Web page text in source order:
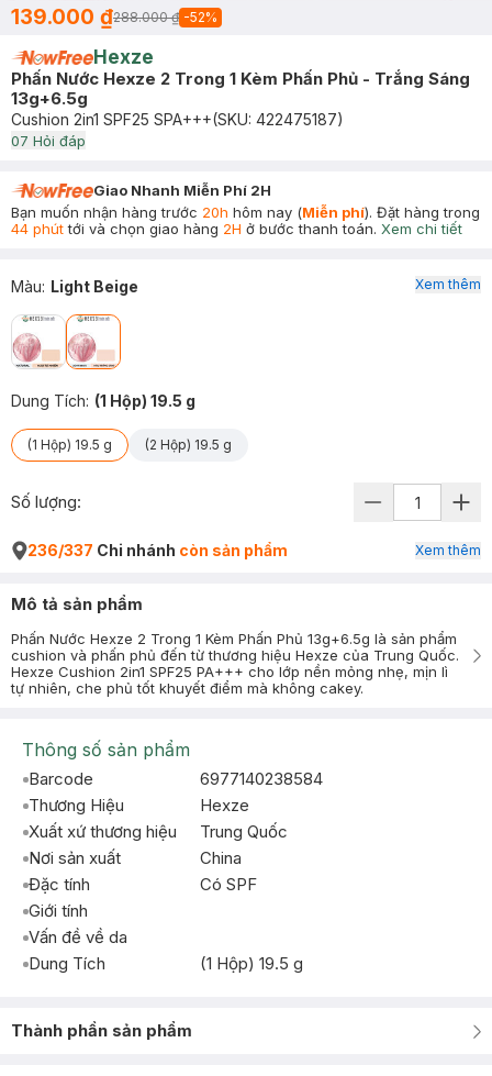
139.000 ₫288.000 ₫ -52%
Hexze
Phấn Nước Hexze 2 Trong 1 Kèm Phấn Phủ - Trắng Sáng
13g+6.5g
Cushion 2in1 SPF25 SPA+++(SKU: 422475187)
07 Hỏi đáp
Giao Nhanh Miễn Phí 2H
Bạn muốn nhận hàng trước 20h hôm nay (Miễn phí). Đặt hàng trong
44 phúttới và chọn giao hàng 2H ở bước thanh toán. Xem chi tiết
Màu: Light Beige
Dung Tích: (1 Hộp) 19.5 g
(1 Hộp) 19.5 g (2 Hộp) 19.5 g
Xem thêm
Số lượng:
236/337 Chi nhánh còn sản phẩm Xem thêm
Mô tả sản phẩm
Phấn Nước Hexze 2 Trong 1 Kèm Phấn Phủ 13g+6.5g là sản phẩm
cushion và phấn phủ đến từ thương hiệu Hexze của Trung Quốc.
Hexze Cushion 2in1 SPF25 PA+++ cho lớp nền mỏng nhẹ, mịn lì
tự nhiên, che phủ tốt khuyết điểm mà không cakey.
Thông số sản phẩm
Barcode
6977140238584
Thương Hiệu
Hexze
Xuất xứ thương hiệu
Trung Quốc
Nơi sản xuất
China
Đặc tính
Có SPF
Giới tính
Vấn đề về da
Dung Tích
(1 Hộp) 19.5 g
Thành phần sản phẩm